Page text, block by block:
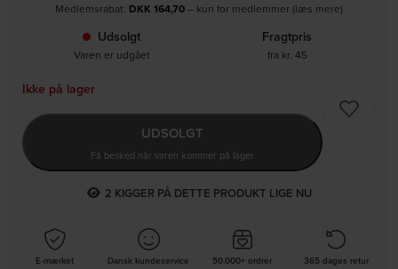
Medlemsrabat: DKK 164,70– kun for medlemmer (læs mere)
Udsolgt
Varen er udgået
Fragtpris
fra kr. 45
Ikke på lager
UDSOLGT
Få besked når varen kommer på lager
2 KIGGER PÅ DETTE PRODUKT LIGE NU
E-mærket Dansk kundeservice 50.000+ ordrer 365 dages retur